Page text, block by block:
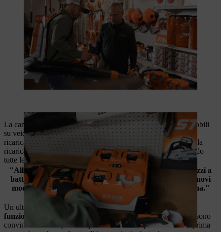
La carica direttamente in loco consente soluzioni di ricarica mobili
su veicoli appositamente attrezzati. In questo modo è possibile
ricaricare le batterie, ad esempio, durante la pausa pranzo. Per la
ricarica in deposito sono indicate soluzioni fisse. In questo modo
tutte le batterie rimangono sempre pronte all'uso.
"All'inizio avevamo delle riserve nei confronti degli attrezzi a
batteria, ma ben presto è emerso che le prestazioni dei nuovi
modelli non sono inferiori a quelle degli attrezzi a benzina."
Dominic Gachina, direttore operativo
Un ulteriore vantaggio:
Le prime batterie acquistate anni fa
funzionano ancora oggi in modo affidabile.I professionisti sono
convinti della comprovata qualità STIHL sia per i modelli di prima